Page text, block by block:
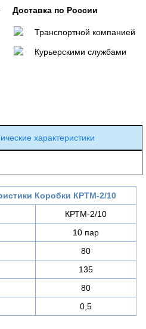
Доставка по России
Транспортной компанией
Курьерскими службами
характеристики
Коробки КРТМ-2/10
КРТМ-2/10
10 пар
80
135
80
0,5